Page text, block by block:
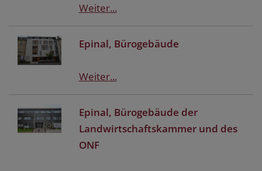
Weiter...
Epinal, Bürogebäude
Weiter...
Epinal, Bürogebäude der
Landwirtschaftskammer und des
ONF